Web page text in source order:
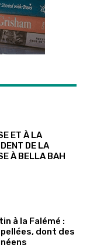
ET À LA
DE LA
À BELLA BAH
à la Falémé :
dont des